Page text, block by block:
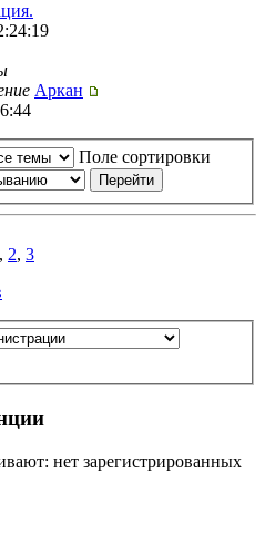
Аркан
Поле сортировки
, 2, 3
нет зарегистрированных